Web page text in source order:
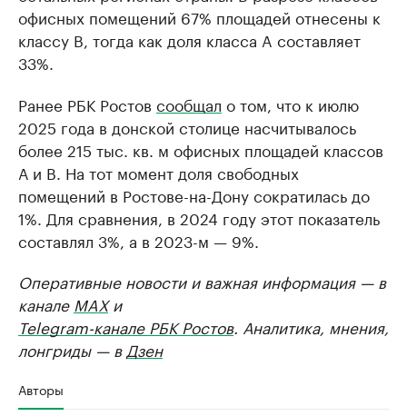
офисных помещений 67% площадей отнесены к
классу B, тогда как доля класса A составляет
33%.
Ранее РБК Ростов сообщал о том, что к июлю
2025 года в донской столице насчитывалось
более 215 тыс. кв. м офисных площадей классов
А и B. На тот момент доля свободных
помещений в Ростове-на-Дону сократилась до
1%. Для сравнения, в 2024 году этот показатель
составлял 3%, а в 2023-м — 9%.
Оперативные новости и важная информация — в
канале MAXи
Telegram-канале РБК Ростов. Аналитика, мнения,
лонгриды — в Дзен
Авторы